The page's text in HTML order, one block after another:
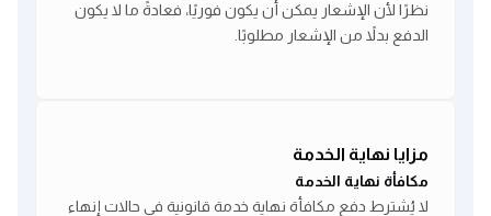
نظرًا لأن الإشعار يمكن أن يكون فوريًا، فعادةً ما لا يكون
الدفع بدلاً من الإشعار مطلوبًا.
مزايا نهاية الخدمة
مكافأة نهاية الخدمة
لا يُشترط دفع مكافأة نهاية خدمة قانونية في حالات إنهاء